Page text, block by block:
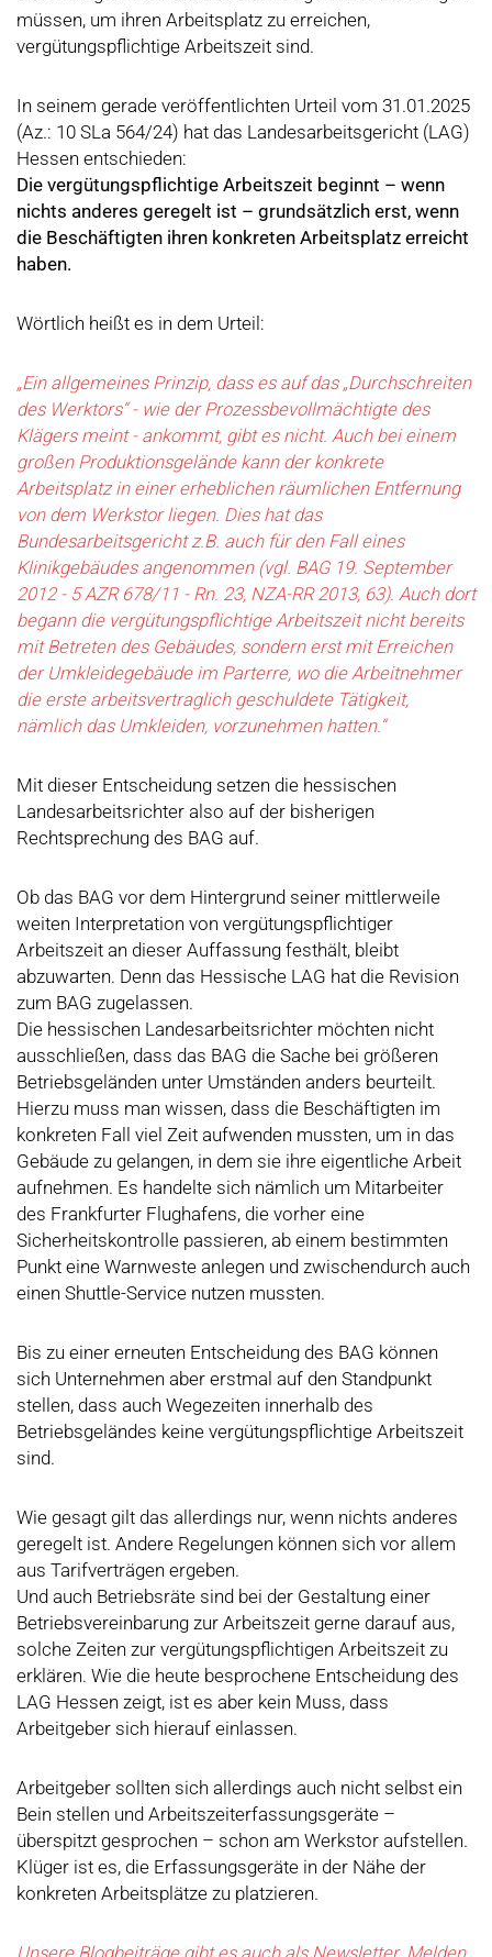
müssen, um ihren Arbeitsplatz zu erreichen,
vergütungspflichtige Arbeitszeit sind.
In seinem gerade veröffentlichten Urteil vom 31.01.2025
(Az.: 10 SLa 564/24) hat das Landesarbeitsgericht (LAG)
Hessen entschieden:
Die vergütungspflichtige Arbeitszeit beginnt – wenn
nichts anderes geregelt ist – grundsätzlich erst, wenn
die Beschäftigten ihren konkreten Arbeitsplatz erreicht
haben.
Wörtlich heißt es in dem Urteil:
„Ein allgemeines Prinzip, dass es auf das „Durchschreiten
des Werktors“ - wie der Prozessbevollmächtigte des
Klägers meint - ankommt, gibt es nicht. Auch bei einem
großen Produktionsgelände kann der konkrete
Arbeitsplatz in einer erheblichen räumlichen Entfernung
von dem Werkstor liegen. Dies hat das
Bundesarbeitsgericht z.B. auch für den Fall eines
Klinikgebäudes angenommen (vgl. BAG 19. September
2012 - 5 AZR 678/11 - Rn. 23, NZA-RR 2013, 63). Auch dort
begann die vergütungspflichtige Arbeitszeit nicht bereits
mit Betreten des Gebäudes, sondern erst mit Erreichen
der Umkleidegebäude im Parterre, wo die Arbeitnehmer
die erste arbeitsvertraglich geschuldete Tätigkeit,
nämlich das Umkleiden, vorzunehmen hatten.“
Mit dieser Entscheidung setzen die hessischen
Landesarbeitsrichter also auf der bisherigen
Rechtsprechung des BAG auf.
Ob das BAG vor dem Hintergrund seiner mittlerweile
weiten Interpretation von vergütungspflichtiger
Arbeitszeit an dieser Auffassung festhält, bleibt
abzuwarten. Denn das Hessische LAG hat die Revision
zum BAG zugelassen.
Die hessischen Landesarbeitsrichter möchten nicht
ausschließen, dass das BAG die Sache bei größeren
Betriebsgeländen unter Umständen anders beurteilt.
Hierzu muss man wissen, dass die Beschäftigten im
konkreten Fall viel Zeit aufwenden mussten, um in das
Gebäude zu gelangen, in dem sie ihre eigentliche Arbeit
aufnehmen. Es handelte sich nämlich um Mitarbeiter
des Frankfurter Flughafens, die vorher eine
Sicherheitskontrolle passieren, ab einem bestimmten
Punkt eine Warnweste anlegen und zwischendurch auch
einen Shuttle-Service nutzen mussten.
Bis zu einer erneuten Entscheidung des BAG können
sich Unternehmen aber erstmal auf den Standpunkt
stellen, dass auch Wegezeiten innerhalb des
Betriebsgeländes keine vergütungspflichtige Arbeitszeit
sind.
Wie gesagt gilt das allerdings nur, wenn nichts anderes
geregelt ist. Andere Regelungen können sich vor allem
aus Tarifverträgen ergeben.
Und auch Betriebsräte sind bei der Gestaltung einer
Betriebsvereinbarung zur Arbeitszeit gerne darauf aus,
solche Zeiten zur vergütungspflichtigen Arbeitszeit zu
erklären. Wie die heute besprochene Entscheidung des
LAG Hessen zeigt, ist es aber kein Muss, dass
Arbeitgeber sich hierauf einlassen.
Arbeitgeber sollten sich allerdings auch nicht selbst ein
Bein stellen und Arbeitszeiterfassungsgeräte –
überspitzt gesprochen – schon am Werkstor aufstellen.
Klüger ist es, die Erfassungsgeräte in der Nähe der
konkreten Arbeitsplätze zu platzieren.